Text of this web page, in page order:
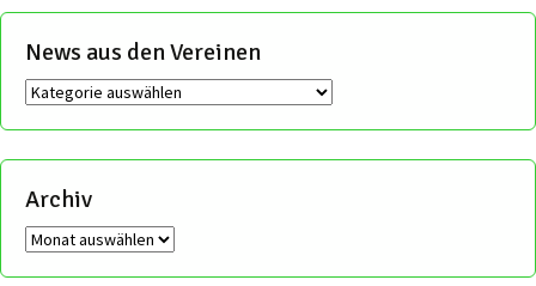
News aus den Vereinen
News
Vereinen
Archiv
Archiv